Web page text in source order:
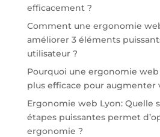
efficacement ?
Comment une ergonomie
améliorer 3 éléments
utilisateur ?
Pourquoi une ergonomie web
plus efficace pour augmenter
Ergonomie web Lyon: Quelle
étapes puissantes permet
ergonomie ?